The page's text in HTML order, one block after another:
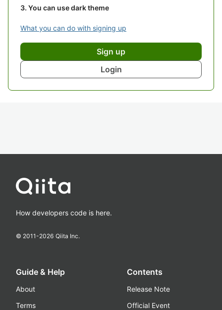
You can use dark theme
What you can do with signing up
Sign up
Login
How developers code is here.
© 2011-2026 Qiita Inc.
Guide & Help
About
Terms
Contents
Release Note
Official Event